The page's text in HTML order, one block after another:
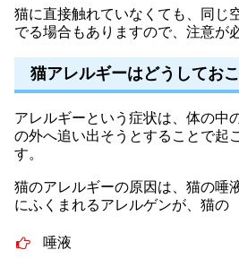
猫に直接触れていなくても、同じ
でる場合もありますので、注意が
猫アレルギーはどうしてお
アレルギーという症状は、体の中
の外へ追い出そうとすることで起
す。
猫のアレルギーの原因は、猫の唾
にふくまれるアレルゲンが、猫の
唾液